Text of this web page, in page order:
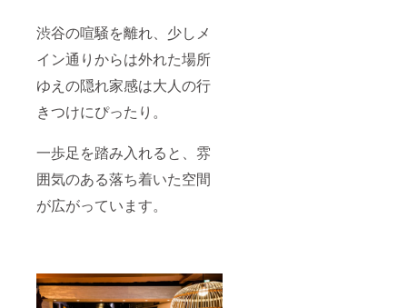
渋谷の喧騒を離れ、少しメ
イン通りからは外れた場所
ゆえの隠れ家感は大人の行
きつけにぴったり。
一歩足を踏み入れると、雰
囲気のある落ち着いた空間
が広がっています。